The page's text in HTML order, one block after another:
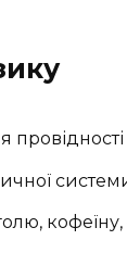
кофеїну,